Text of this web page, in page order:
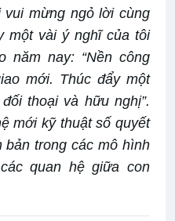
vui mừng ngỏ lời cùng
một vài ý nghĩ của tôi
năm nay: “Nền công
mới. Thúc đẩy một
thoại và hữu nghị”.
mới kỹ thuật số quyết
bản trong các mô hình
quan hệ giữa con